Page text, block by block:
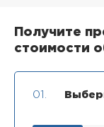
Получите
стоимости
01.